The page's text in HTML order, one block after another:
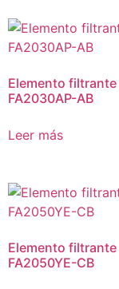
Elemento filtrante
FA2030AP-AB
Leer más
Elemento filtrante
FA2050YE-CB